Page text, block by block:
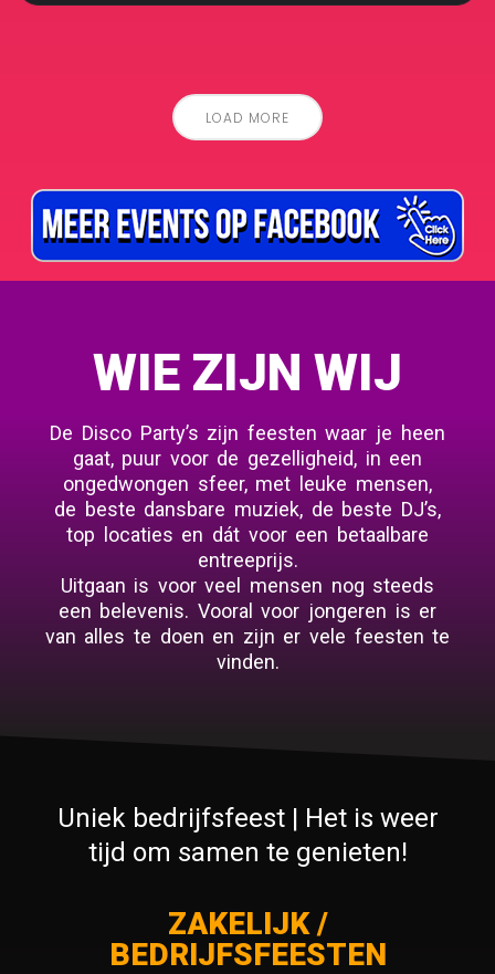
LOAD MORE
WIE ZIJN WIJ
De Disco Party’s zijn feesten waar je heen
gaat, puur voor de gezelligheid, in een
ongedwongen sfeer, met leuke mensen,
de beste dansbare muziek, de beste DJ’s,
top locaties en dát voor een betaalbare
entreeprijs.
Uitgaan is voor veel mensen nog steeds
een belevenis. Vooral voor jongeren is er
van alles te doen en zijn er vele feesten te
vinden.
Uniek bedrijfsfeest | Het is weer
tijd om samen te genieten!
ZAKELIJK /
BEDRIJFSFEESTEN